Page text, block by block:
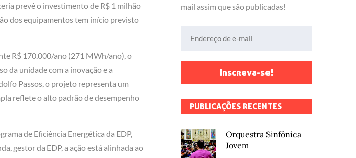
prevê o investimento de R$ 1 milhão
dos equipamentos tem início previsto
R$ 170.000/ano (271 MWh/ano), o
da unidade com a inovação e a
Passos, o projeto representa um
reflete o alto padrão de desempenho
de Eficiência Energética da EDP,
gestor da EDP, a ação está alinhada ao
mail assim que são publicadas!
Inscreva-se!
PUBLICAÇÕES RECENTES
Orquestra Sinfônica
Jovem